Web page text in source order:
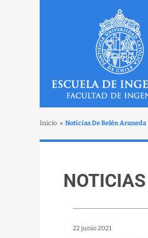
Inicio » Noticias De Belén Araneda
22 junio 2021